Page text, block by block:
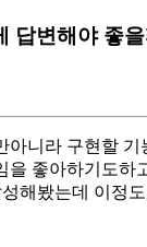
답변해야 좋
아니라 구현할
좋아하기도
해봤는데 이정